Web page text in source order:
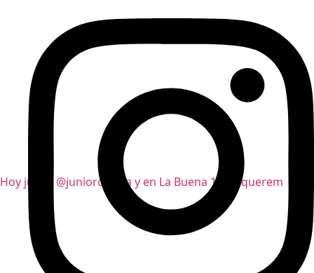
Hoy juega @juniorclubsa y en La Buena 101.6 querem